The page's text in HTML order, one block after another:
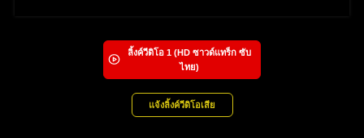
ลิ้งค์วีดิโอ1 (HD ซาวด์แทร็ก ซับ
ไทย)
แจ้งลิ้งค์วีดิโอเสีย